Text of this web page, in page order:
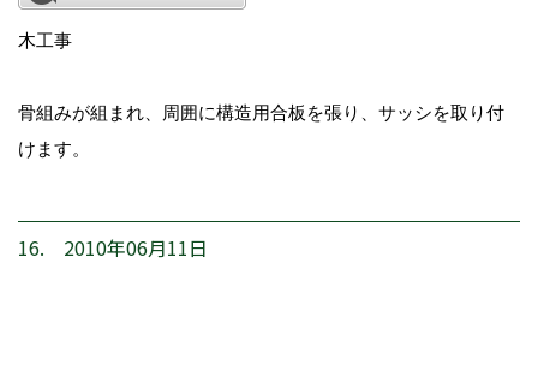
木工事
骨組みが組まれ、周囲に構造用合板を張り、サッシを取り付
けます。
16. 2010年06月11日